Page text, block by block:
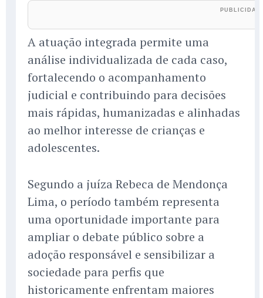
A atuação integrada permite uma
análise individualizada de cada caso,
fortalecendo o acompanhamento
judicial e contribuindo para decisões
mais rápidas, humanizadas e alinhadas
ao melhor interesse de crianças e
adolescentes.
Segundo a juíza Rebeca de Mendonça
Lima, o período também representa
uma oportunidade importante para
ampliar o debate público sobre a
adoção responsável e sensibilizar a
sociedade para perfis que
historicamente enfrentam maiores